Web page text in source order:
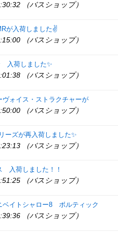
（バスショップ）
が入荷しました✌
（バスショップ）
入荷しました✨
（バスショップ）
ヴォイス・ストラクチャーが
（バスショップ）
ーズが再入荷しました✨
（バスショップ）
入荷しました！！
（バスショップ）
ベイトシャロー8 ボルティック
（バスショップ）